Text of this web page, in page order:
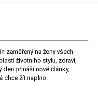
zaměřený na ženy všech
životního stylu, zdraví,
přináší nové články,
chce žít naplno.